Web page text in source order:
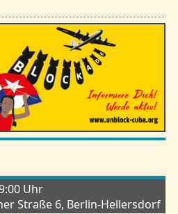
Uhr
Straße 6, Berlin-Hellersdorf